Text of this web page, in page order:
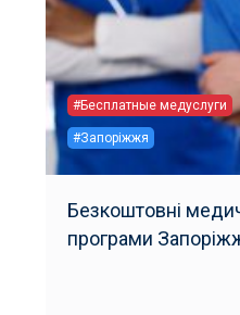
#Бесплатные медуслуги
#Запоріжжя
Безкоштовні
програми